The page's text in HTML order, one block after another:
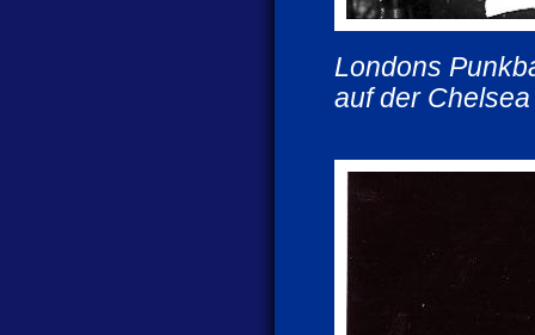
Londons
auf der